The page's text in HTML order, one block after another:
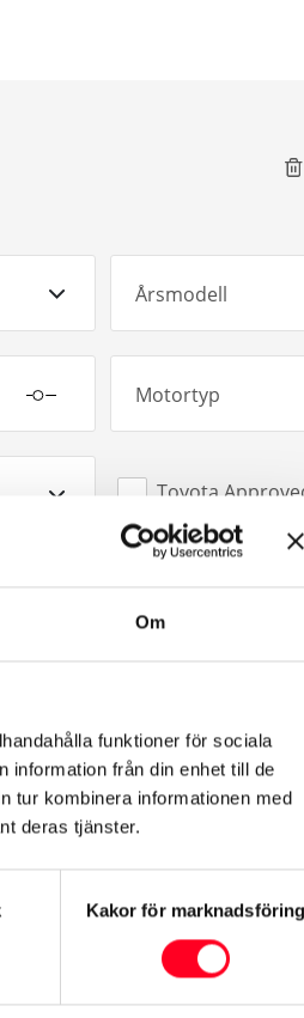
Om
funktioner för sociala
information från din enhet till de
tur kombinera informationen med
deras tjänster.
Kakor för marknadsföring
Årsmodell
Motortyp
Toyota